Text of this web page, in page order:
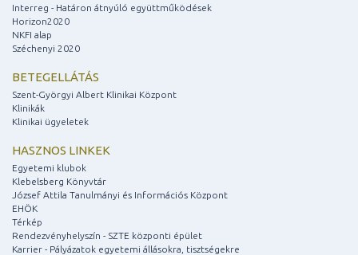
Interreg - Határon átnyúló együttműködések
Horizon2020
NKFI alap
Széchenyi 2020
BETEGELLÁTÁS
Szent-Györgyi Albert Klinikai Központ
Klinikák
Klinikai ügyeletek
HASZNOS LINKEK
Egyetemi klubok
Klebelsberg Könyvtár
József Attila Tanulmányi és Információs Központ
EHÖK
Térkép
Rendezvényhelyszín - SZTE központi épület
Karrier - Pályázatok egyetemi állásokra, tisztségekre